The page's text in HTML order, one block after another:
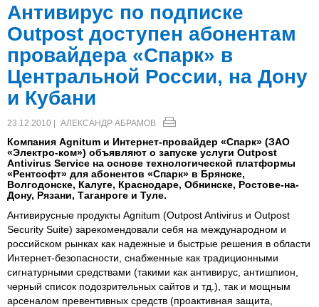
Антивирус по подписке
Outpost доступен абонентам
провайдера «Спарк» в
Центральной России, на Дону
и Кубани
23.12.2010 | АЛЕКСАНДР АБРАМОВ
Компания Agnitum и Интернет-провайдер «Спарк» (ЗАО
«Электро-ком») объявляют о запуске услуги Outpost
Antivirus Service на основе технологической платформы
«Рентсофт» для абонентов «Спарк» в Брянске,
Волгодонске, Калуге, Краснодаре, Обнинске, Ростове-на-
Дону, Рязани, Таганроге и Туле.
Антивирусные продукты Agnitum (Outpost Antivirus и Outpost
Security Suite) зарекомендовали себя на международном и
российском рынках как надежные и быстрые решения в области
Интернет-безопасности, снабженные как традиционными
сигнатурными средствами (такими как антивирус, антишпион,
черный список подозрительных сайтов и тд.), так и мощным
арсеналом превентивных средств (проактивная защита,